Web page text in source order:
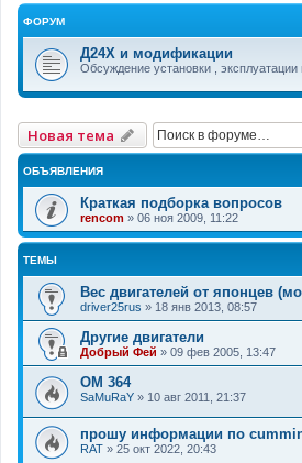
ФОРУМ
Д24Х и модификации
Обсуждение установки , эксплуатации
Новая тема
ОБЪЯВЛЕНИЯ
Краткая подборка вопросов
rencom » 06 ноя 2009, 11:22
ТЕМЫ
Вес двигателей от японцев
driver25rus » 18 янв 2013, 08:57
Другие двигатели
Добрый Фей » 09 фев 2005, 13:47
OM 364
SaMuRaY » 10 авг 2011, 21:37
прошу информации по
RAT » 25 окт 2022, 20:43